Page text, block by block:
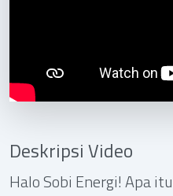
Deskripsi Video
Halo Sobi Energi! Apa